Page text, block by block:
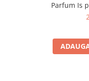
Parfum Is